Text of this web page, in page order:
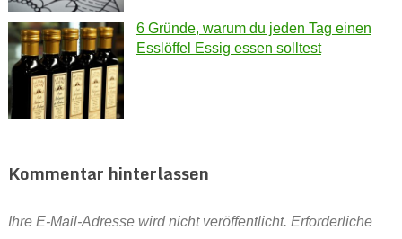
6 Gründe, warum du jeden Tag einen
Esslöffel Essig essen solltest
Kommentar hinterlassen
Ihre E-Mail-Adresse wird nicht veröffentlicht. Erforderliche